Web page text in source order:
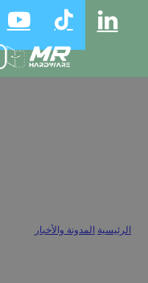
الرئيسية المدونة والأخبار